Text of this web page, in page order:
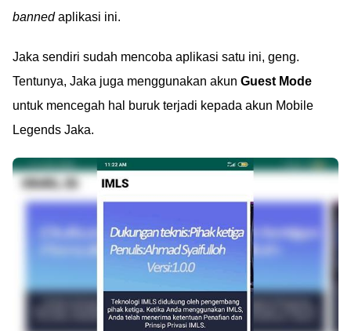
bannedaplikasi ini.
Jaka sendiri sudah mencoba aplikasi satu ini, geng.
Tentunya, Jaka juga menggunakan akun Guest Mode
untuk mencegah hal buruk terjadi kepada akun Mobile
Legends Jaka.